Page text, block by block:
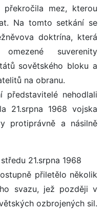
překročila mez, kterou
Na tomto setkání se
doktrína, která
suverenity
sovětského bloku a
na obranu.
představitelé nehodlali
21.srpna 1968 vojska
protiprávně a násilně
21.srpna 1968
přiletělo několik
svazu, jež později v
ozbrojených sil.